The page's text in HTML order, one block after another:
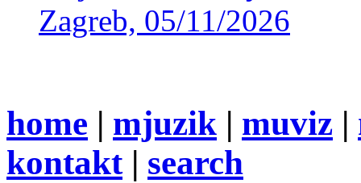
Zagreb, 05/11/2026
home | mjuzik | muviz |
kontakt| search